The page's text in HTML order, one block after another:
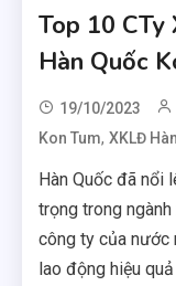
Top 10
Hàn Quốc
19/10/2023
Kon Tum,XKLĐ
Hàn Quốc đã nổi
trọng trong
công ty của nước
lao động hiệu